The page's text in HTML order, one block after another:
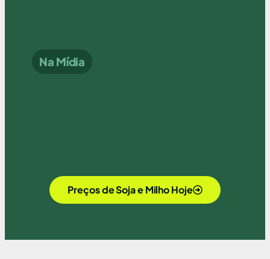
Na Mídia
Preços de Soja e Milho Hoje